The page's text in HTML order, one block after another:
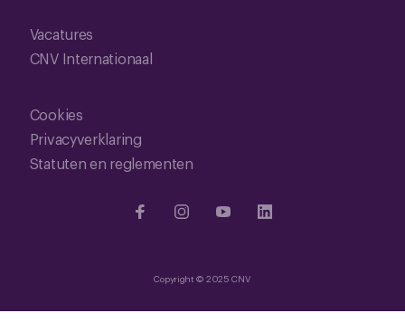
Vacatures
CNV Internationaal
Cookies
Privacyverklaring
Statuten en reglementen
Copyright © 2025 CNV